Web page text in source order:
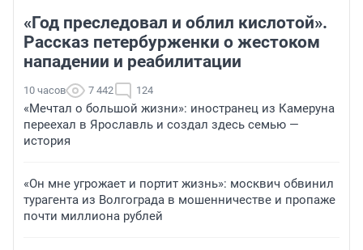
«Год преследовал и облил кислотой».
Рассказ петербурженки о жестоком
нападении и реабилитации
10 часов 7 442 124
«Мечтал о большой жизни»: иностранец из Камеруна
переехал в Ярославль и создал здесь семью —
история
«Он мне угрожает и портит жизнь»: москвич обвинил
турагента из Волгограда в мошенничестве и пропаже
почти миллиона рублей